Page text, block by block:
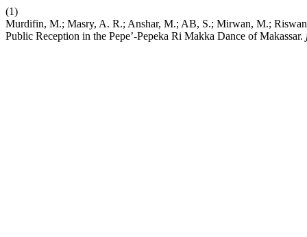
(1)
Murdifin, M.; Masry, A. R.; Anshar, M.; AB, S.; Mirwan, M.;
Public Reception in the Pepe’-Pepeka Ri Makka Dance of Makassar.